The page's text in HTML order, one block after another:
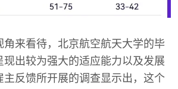
角来看待，北京航空航天大学的毕
现出较为强大的适应能力以及发展
主反馈所开展的调查显示出，这个